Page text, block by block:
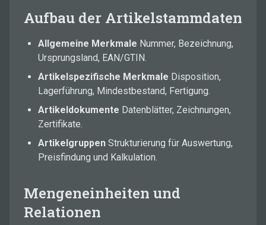
Aufbau der Artikelstammdaten
Allgemeine Merkmale Nummer, Bezeichnung,
Ursprungsland, EAN/GTIN.
Artikelspezifische Merkmale Disposition,
Lagerführung, Mindestbestand, Fertigung.
Artikeldokumente Datenblätter, Zeichnungen,
Zertifikate.
Artikelgruppen Strukturierung für Auswertung,
Preisfindung und Kalkulation.
Mengeneinheiten und
Relationen